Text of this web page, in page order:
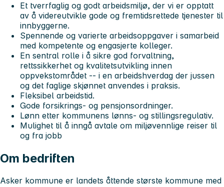
Et tverrfaglig og godt arbeidsmiljø, der vi er opptatt
av å videreutvikle gode og fremtidsrettede tjenester til
innbyggerne.
Spennende og varierte arbeidsoppgaver i samarbeid
med kompetente og engasjerte kolleger.
En sentral rolle i å sikre god forvaltning,
rettssikkerhet og kvalitetsutvikling innen
oppvekstområdet -- i en arbeidshverdag der jussen
og det faglige skjønnet anvendes i praksis.
Fleksibel arbeidstid.
Gode forsikrings- og pensjonsordninger.
Lønn etter kommunens lønns- og stillingsregulativ.
Mulighet til å inngå avtale om miljøvennlige reiser til
og fra jobb
Om bedriften
Asker kommune er landets åttende største kommune med